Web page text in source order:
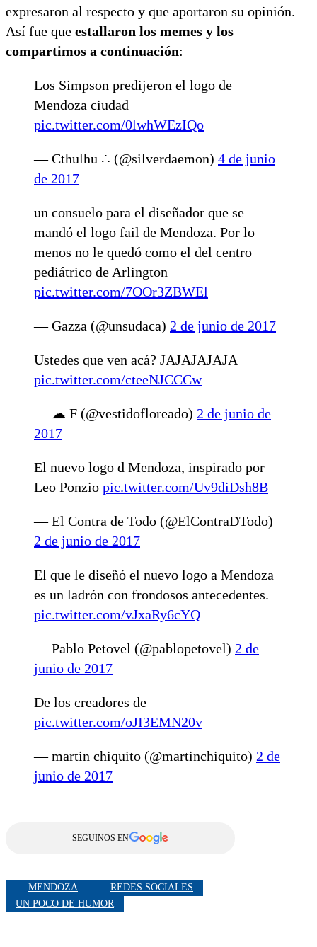
expresaron al respecto y que aportaron su opinión.
Así fue que estallaron los memes y los
compartimos a continuación:
Los Simpson predijeron el logo de
Mendoza ciudad
pic.twitter.com/0lwhWEzIQo
— Cthulhu ∴ (@silverdaemon) 4 de junio
de 2017
un consuelo para el diseñador que se
mandó el logo fail de Mendoza. Por lo
menos no le quedó como el del centro
pediátrico de Arlington
pic.twitter.com/7OOr3ZBWEl
— Gazza (@unsudaca) 2 de junio de 2017
Ustedes que ven acá? JAJAJAJAJA
pic.twitter.com/cteeNJCCCw
— ☁ F (@vestidofloreado) 2 de junio de
2017
El nuevo logo d Mendoza, inspirado por
Leo Ponzio pic.twitter.com/Uv9diDsh8B
— El Contra de Todo (@ElContraDTodo)
2 de junio de 2017
El que le diseñó el nuevo logo a Mendoza
es un ladrón con frondosos antecedentes.
pic.twitter.com/vJxaRy6cYQ
— Pablo Petovel (@pablopetovel) 2 de
junio de 2017
De los creadores de
pic.twitter.com/oJI3EMN20v
— martin chiquito (@martinchiquito) 2 de
junio de 2017
SEGUINOS EN
MENDOZA
REDES SOCIALES
UN POCO DE HUMOR